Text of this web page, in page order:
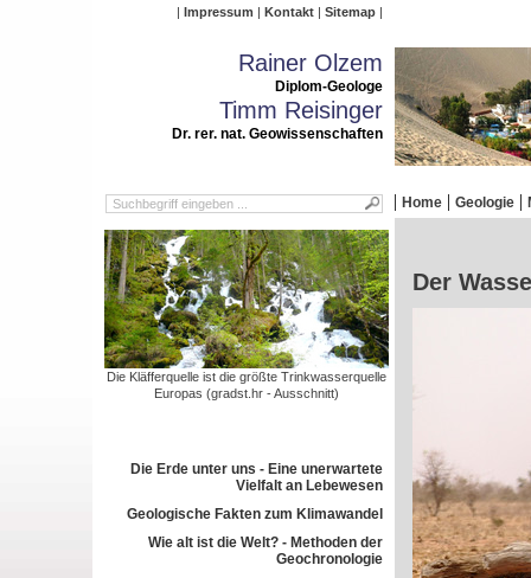
Impressum Kontakt Sitemap
Rainer Olzem
Diplom-Geologe
Timm Reisinger
Dr. rer. nat. Geowissenschaften
Home Geologie
Die Kläfferquelle ist die größte Trinkwasserquelle
Europas (gradst.hr - Ausschnitt)
Die Erde unter uns - Eine unerwartete
Vielfalt an Lebewesen
Geologische Fakten zum Klimawandel
Wie alt ist die Welt? - Methoden der
Geochronologie
Der